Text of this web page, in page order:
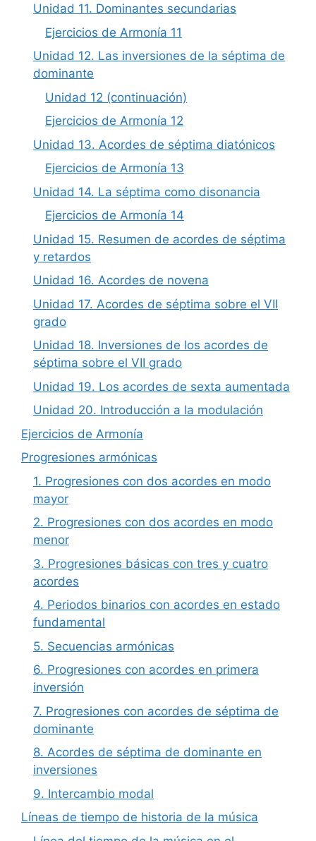
Unidad 11. Dominantes secundarias
Ejercicios de Armonía 11
Unidad 12. Las inversiones de la séptima de
dominante
Unidad 12 (continuación)
Ejercicios de Armonía 12
Unidad 13. Acordes de séptima diatónicos
Ejercicios de Armonía 13
Unidad 14. La séptima como disonancia
Ejercicios de Armonía 14
Unidad 15. Resumen de acordes de séptima
y retardos
Unidad 16. Acordes de novena
Unidad 17. Acordes de séptima sobre el VII
grado
Unidad 18. Inversiones de los acordes de
séptima sobre el VII grado
Unidad 19. Los acordes de sexta aumentada
Unidad 20. Introducción a la modulación
Ejercicios de Armonía
Progresiones armónicas
1. Progresiones con dos acordes en modo
mayor
2. Progresiones con dos acordes en modo
menor
3. Progresiones básicas con tres y cuatro
acordes
4. Periodos binarios con acordes en estado
fundamental
5. Secuencias armónicas
6. Progresiones con acordes en primera
inversión
7. Progresiones con acordes de séptima de
dominante
8. Acordes de séptima de dominante en
inversiones
9. Intercambio modal
Líneas de tiempo de historia de la música